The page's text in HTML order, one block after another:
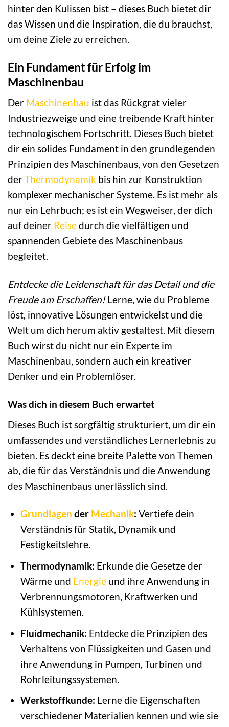
hinter den Kulissen bist – dieses Buch bietet dir
das Wissen und die Inspiration, die du brauchst,
um deine Ziele zu erreichen.
Ein Fundament für Erfolg im
Maschinenbau
Der Maschinenbau ist das Rückgrat vieler
Industriezweige und eine treibende Kraft hinter
technologischem Fortschritt. Dieses Buch bietet
dir ein solides Fundament in den grundlegenden
Prinzipien des Maschinenbaus, von den Gesetzen
derThermodynamik bis hin zur Konstruktion
komplexer mechanischer Systeme. Es ist mehr als
nur ein Lehrbuch; es ist ein Wegweiser, der dich
auf deiner Reisedurch die vielfältigen und
spannenden Gebiete des Maschinenbaus
begleitet.
Entdecke die Leidenschaft für das Detail und die
Freude am Erschaffen!Lerne, wie du Probleme
löst, innovative Lösungen entwickelst und die
Welt um dich herum aktiv gestaltest. Mit diesem
Buch wirst du nicht nur ein Experte im
Maschinenbau, sondern auch ein kreativer
Denker und ein Problemlöser.
Was dich in diesem Buch erwartet
Dieses Buch ist sorgfältig strukturiert, um dir ein
umfassendes und verständliches Lernerlebnis zu
bieten. Es deckt eine breite Palette von Themen
ab, die für das Verständnis und die Anwendung
des Maschinenbaus unerlässlich sind.
Grundlagen der Mechanik: Vertiefe dein
Verständnis für Statik, Dynamik und
Festigkeitslehre.
Thermodynamik: Erkunde die Gesetze der
Wärme und Energieund ihre Anwendung in
Verbrennungsmotoren, Kraftwerken und
Kühlsystemen.
Fluidmechanik: Entdecke die Prinzipien des
Verhaltens von Flüssigkeiten und Gasen und
ihre Anwendung in Pumpen, Turbinen und
Rohrleitungssystemen.
Werkstoffkunde: Lerne die Eigenschaften
verschiedener Materialien kennen und wie sie